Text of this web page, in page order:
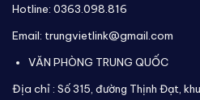
Hotline: 0363.098.816
Email: trungvietlink@gmail.com
VĂN PHÒNG TRUNG QUỐC
Địa chỉ : Số 315, đường Thịnh Đạt,